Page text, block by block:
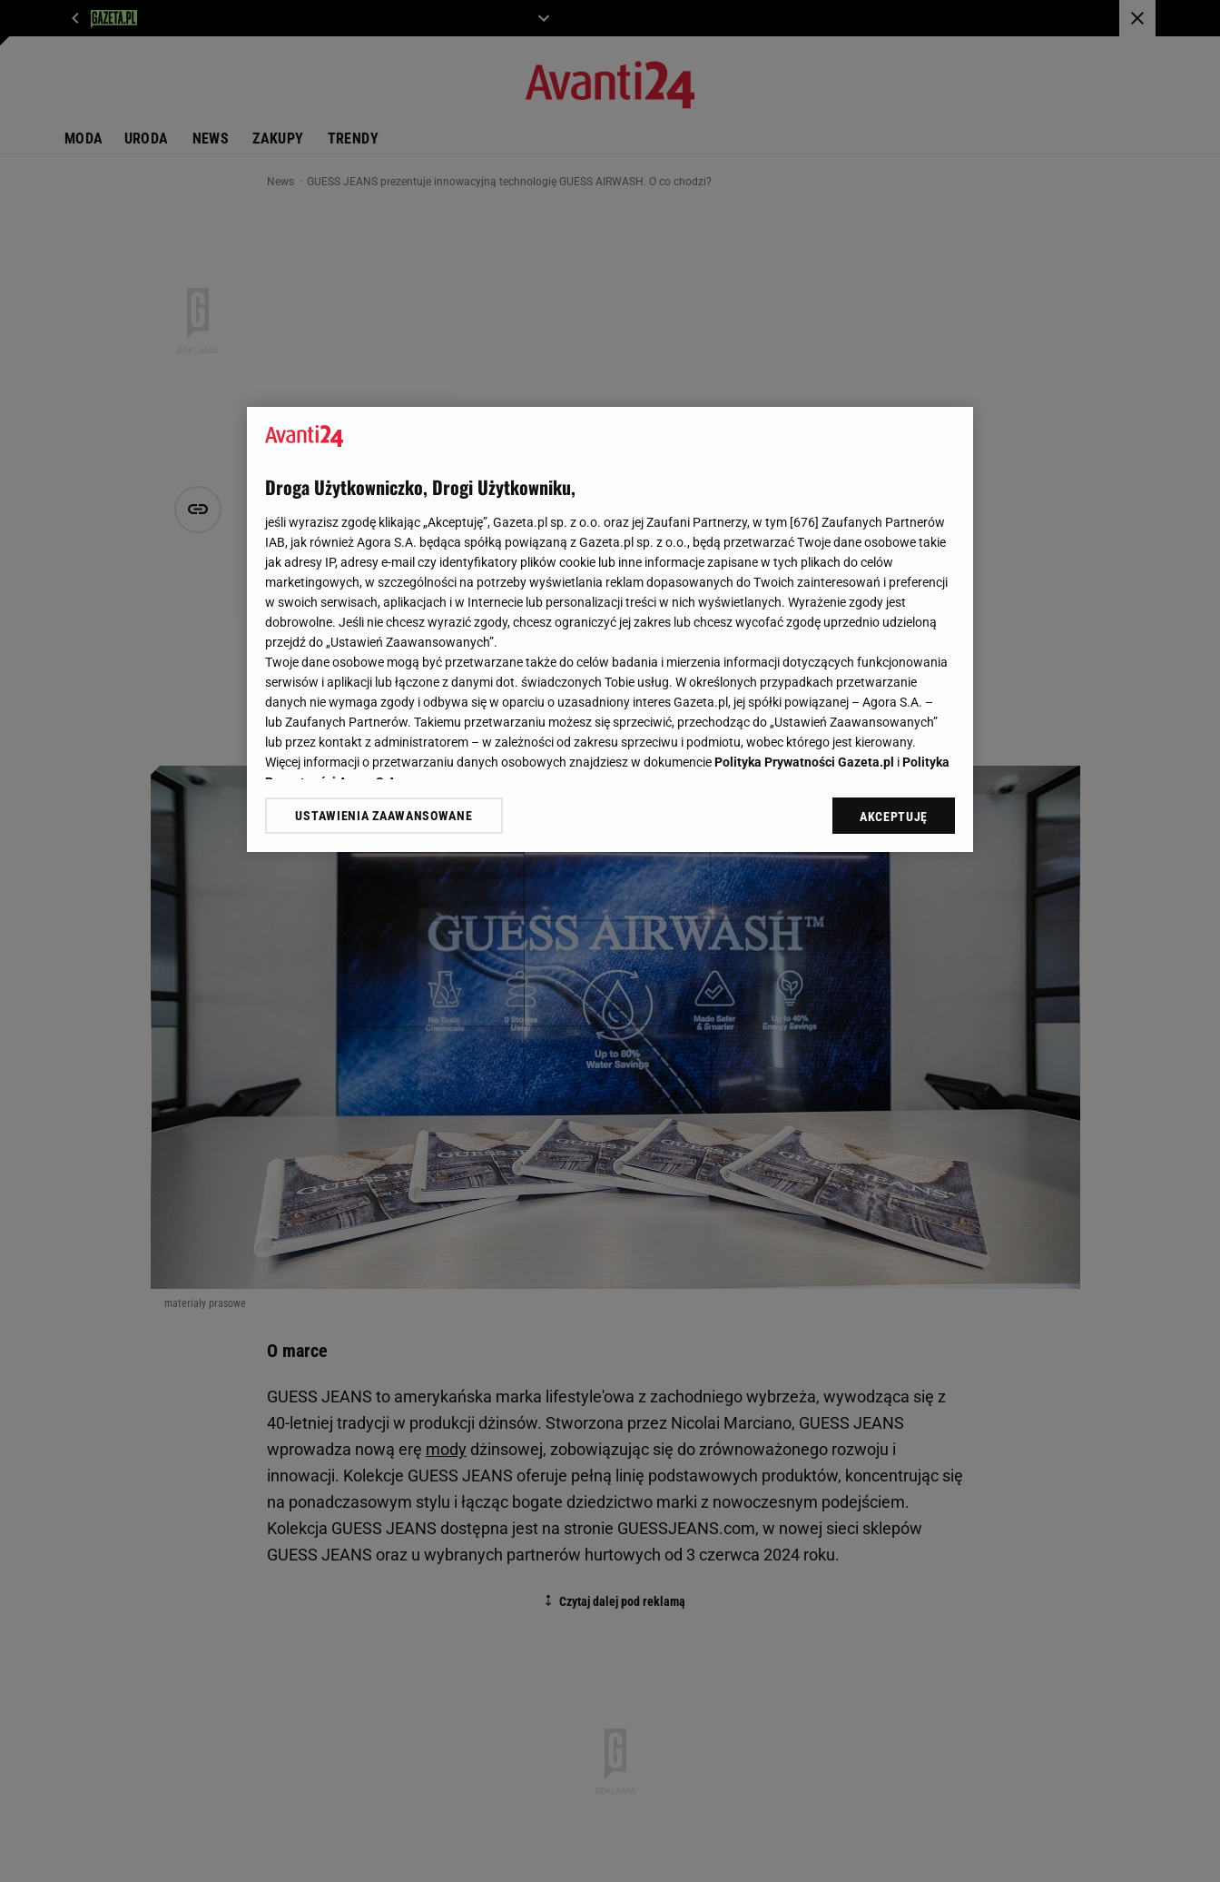
MODA URODA NEWS ZAKUPY TRENDY
News GUESS JEANS prezentuje innowacyjną technologię GUESS AIRWASH. O co chodzi?
GUESS JEANS prezentuje innowacyjną technologię GUESS
AIRWASH. O co chodzi?
Zespół Avanti24
30 października 2024, 16:20
Kalifornijska marka GUESS JEANS oraz Nicolai Marciano prezentują ekskluzywną, ograniczoną
czasowo instalację w formie POP-upa, który znalazł się w warszawskim MODIVO concept
store. Otwarcie miało miejsce 19 października 2024 r. Co można znaleźć w specjalnie
stworzonym POP-upie?
materiały prasowe
O marce
GUESS JEANS to amerykańska marka lifestyle'owa z zachodniego wybrzeża, wywodząca się z
40-letniej tradycji w produkcji dżinsów. Stworzona przez Nicolai Marciano, GUESS JEANS
wprowadza nową erę mody dżinsowej, zobowiązując się do zrównoważonego rozwoju i
innowacji. Kolekcje GUESS JEANS oferuje pełną linię podstawowych produktów, koncentrując się
na ponadczasowym stylu i łącząc bogate dziedzictwo marki z nowoczesnym podejściem.
Kolekcja GUESS JEANS dostępna jest na stronie GUESSJEANS.com, w nowej sieci sklepów
GUESS JEANS oraz u wybranych partnerów hurtowych od 3 czerwca 2024 roku.
Droga Użytkowniczko, Drogi Użytkowniku,
jeśli wyrazisz zgodę klikając „Akceptuję”, Gazeta.pl sp. z o.o. oraz jej Zaufani Partnerzy, w tym [676] Zaufanych Partnerów
IAB, jak również Agora S.A. będąca spółką powiązaną z Gazeta.pl sp. z o.o., będą przetwarzać Twoje dane osobowe takie
jak adresy IP, adresy e-mail czy identyfikatory plików cookie lub inne informacje zapisane w tych plikach do celów
marketingowych, w szczególności na potrzeby wyświetlania reklam dopasowanych do Twoich zainteresowań i preferencji
w swoich serwisach, aplikacjach i w Internecie lub personalizacji treści w nich wyświetlanych. Wyrażenie zgody jest
dobrowolne. Jeśli nie chcesz wyrazić zgody, chcesz ograniczyć jej zakres lub chcesz wycofać zgodę uprzednio udzieloną
przejdź do „Ustawień Zaawansowanych”.
Twoje dane osobowe mogą być przetwarzane także do celów badania i mierzenia informacji dotyczących funkcjonowania
serwisów i aplikacji lub łączone z danymi dot. świadczonych Tobie usług. W określonych przypadkach przetwarzanie
danych nie wymaga zgody i odbywa się w oparciu o uzasadniony interes Gazeta.pl, jej spółki powiązanej – Agora S.A. –
lub Zaufanych Partnerów. Takiemu przetwarzaniu możesz się sprzeciwić, przechodząc do „Ustawień Zaawansowanych”
lub przez kontakt z administratorem – w zależności od zakresu sprzeciwu i podmiotu, wobec którego jest kierowany.
Więcej informacji o przetwarzaniu danych osobowych znajdziesz w dokumenciePolityka Prywatności Gazeta.pl iPolityka
Prywatności Agora S.A.
Klikając „Akceptuję” wyrażasz też zgodę na zainstalowanie i przechowywanie plików cookie Gazeta.pl sp. z o.o., jej
dotyczące plików cookie, wywołując narzędzie do zarządzania twoimi preferencjami dot. przetwarzania danych poprzez
odnośnik „Ustawienia prywatności ” w stopce serwisu i przechodząc do „Ustawień Zaawansowanych”. Zmiana ustawień
plików cookie możliwa jest także za pomocą ustawień przeglądarki.
My, nasi Zaufani Partnerzy i Agora S.A. możemy przetwarzać dane osobowe w następujących celach:
Użycie dokładnych danych geolokalizacyjnych. Aktywne skanowanie charakterystyki urządzenia do celów identyfikacji.
Przechowywanie informacji na urządzeniu lub dostęp do nich. Spersonalizowane reklamy i treści, pomiar reklam i treści,
badnie odbiorców i ulepszanie usług.
Lista Zaufanych Partnerów
USTAWIENIA ZAAWANSOWANE AKCEPTUJĘ